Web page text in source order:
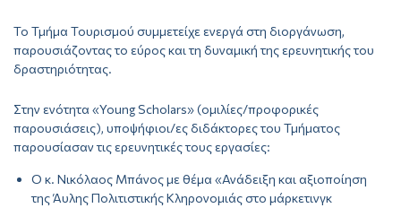
Το Τμήμα Τουρισμού συμμετείχε ενεργά στη διοργάνωση,
παρουσιάζοντας το εύρος και τη δυναμική της ερευνητικής του
δραστηριότητας.
Στην ενότητα «Young Scholars» (ομιλίες/προφορικές
παρουσιάσεις), υποψήφιοι/ες διδάκτορες του Τμήματος
παρουσίασαν τις ερευνητικές τους εργασίες:
Ο κ. Νικόλαος Μπάνος με θέμα «Ανάδειξη και αξιοποίηση
της Άυλης Πολιτιστικής Κληρονομιάς στο μάρκετινγκ